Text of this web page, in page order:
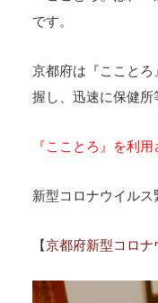
です。
京都府は『ここと
握し、迅速に保健所
『こことろ』を利
新型コロナウイルス
【京都府新型コロ